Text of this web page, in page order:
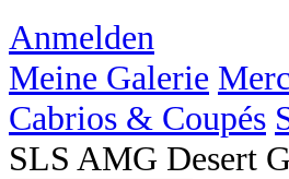
Anmelden
Meine Galerie
Cabrios & Coupés
SLS AMG Desert